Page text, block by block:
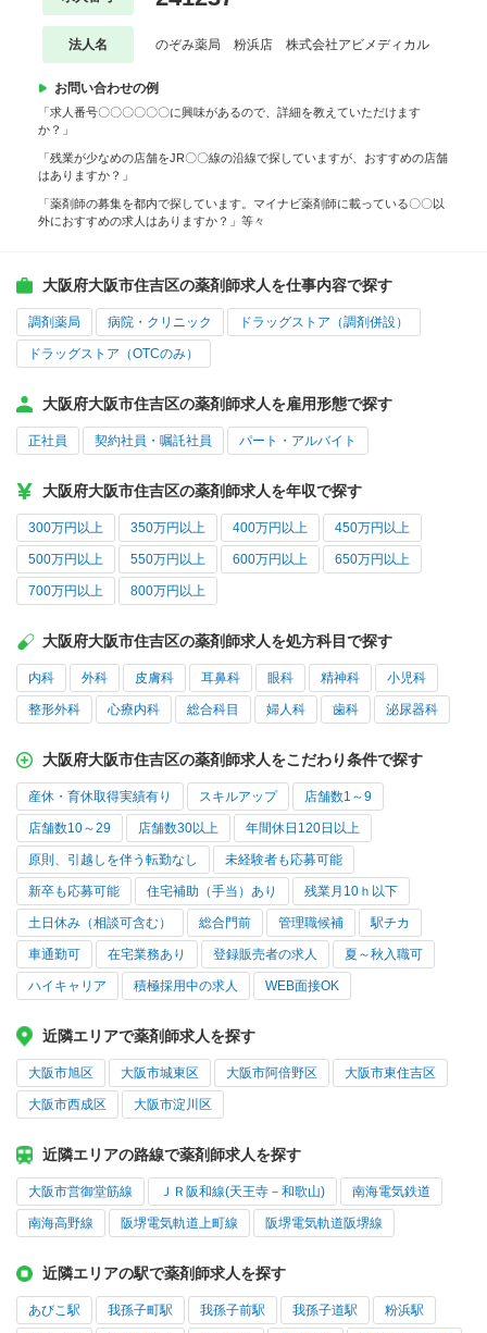
法人名 のぞみ薬局 粉浜店 株式会社アビメディカル
お問い合わせの例
「求人番号〇〇〇〇〇〇に興味があるので、詳細を教えていただけます
か？」
「残業が少なめの店舗をJR〇〇線の沿線で探していますが、おすすめの店舗
はありますか？」
「薬剤師の募集を都内で探しています。マイナビ薬剤師に載っている〇〇以
外におすすめの求人はありますか？」等々
大阪府大阪市住吉区の薬剤師求人を仕事内容で探す
調剤薬局 病院・クリニック ドラッグストア（調剤併設）
ドラッグストア（OTCのみ）
大阪府大阪市住吉区の薬剤師求人を雇用形態で探す
正社員 契約社員・嘱託社員 パート・アルバイト
大阪府大阪市住吉区の薬剤師求人を年収で探す
300万円以上 350万円以上 400万円以上 450万円以上
500万円以上 550万円以上 600万円以上 650万円以上
700万円以上 800万円以上
大阪府大阪市住吉区の薬剤師求人を処方科目で探す
内科 外科 皮膚科 耳鼻科 眼科 精神科 小児科
整形外科 心療内科 総合科目 婦人科 歯科 泌尿器科
大阪府大阪市住吉区の薬剤師求人をこだわり条件で探す
産休・育休取得実績有り スキルアップ 店舗数1～9
店舗数10～29 店舗数30以上 年間休日120日以上
原則、引越しを伴う転勤なし 未経験者も応募可能
新卒も応募可能 住宅補助（手当）あり 残業月10ｈ以下
土日休み（相談可含む） 総合門前 管理職候補 駅チカ
車通勤可 在宅業務あり 登録販売者の求人 夏～秋入職可
ハイキャリア 積極採用中の求人 WEB面接OK
近隣エリアで薬剤師求人を探す
大阪市旭区 大阪市城東区 大阪市阿倍野区 大阪市東住吉区
大阪市西成区 大阪市淀川区
近隣エリアの路線で薬剤師求人を探す
大阪市営御堂筋線 ＪＲ阪和線(天王寺－和歌山) 南海電気鉄道
南海高野線 阪堺電気軌道上町線 阪堺電気軌道阪堺線
近隣エリアの駅で薬剤師求人を探す
あびこ駅 我孫子町駅 我孫子前駅 我孫子道駅 粉浜駅